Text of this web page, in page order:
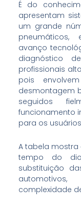
É do
apresentam
um grande
pneumáticos,
avanço
diagnóstico
profissionais
pois
desmontagem
seguidos
funcionamento
para os
A tabela
tempo do
substituição
complexidade